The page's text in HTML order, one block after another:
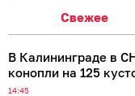
Свежее
В Калининграде в
конопли на 125
14:45